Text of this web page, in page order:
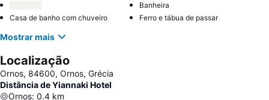
Banheira
Casa de banho com chuveiro
Ferro e tábua de passar
Mostrar mais
Localização
Ornos, 84600, Ornos, Grécia
Distância de Yiannaki Hotel
Ornos: 0.4 km